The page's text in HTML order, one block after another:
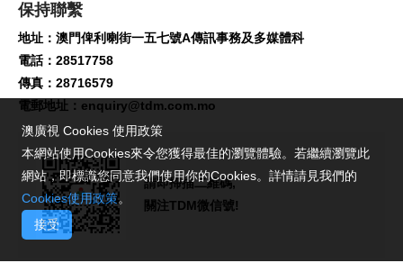
保持聯繫
地址：澳門俾利喇街一五七號A傳訊事務及多媒體科
電話：28517758
傳真：28716579
電郵地址： enquiry@tdm.com.mo
請即掃描二維碼,
關注TDM微信號!
澳廣視 Cookies 使用政策
本網站使用Cookies來令您獲得最佳的瀏覽體驗。若繼續瀏覽此
網站，即標識您同意我們使用你的Cookies。詳情請見我們的
Cookies使用政策。
接受